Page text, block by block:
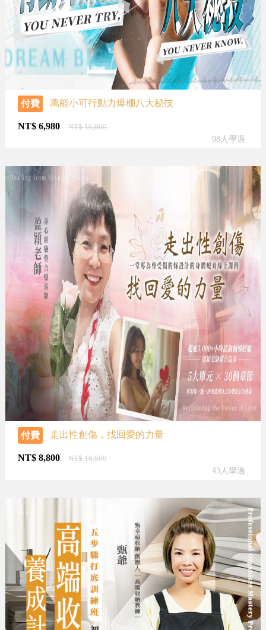
付費 萬能小可行動力爆棚八大秘技
NT$6,980 NT$16,800
98人學過
付費 走出性創傷，找回愛的力量
NT$8,800 NT$16,800
43人學過